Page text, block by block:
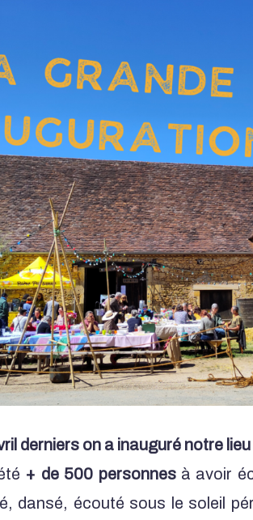
derniers on a inauguré notre
+ de 500 personnesà avoir
dansé, écouté sous le soleil